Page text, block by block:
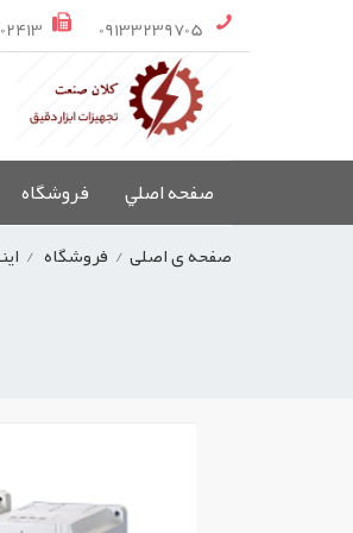
09133239705
صفحه اصلي فروشگاه
صفحه ی اصلی / فروشگاه /